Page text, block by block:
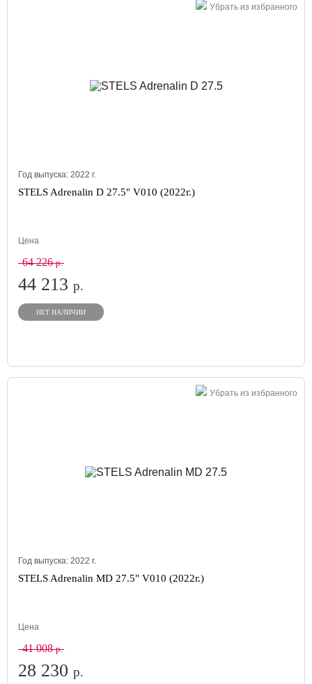
Убрать из избранного
Год выпуска: 2022 г.
STELS Adrenalin D 27.5" V010 (2022г.)
Цена
64 226р.
44 213 р.
НЕТ НАЛИЧИИ
Убрать из избранного
Год выпуска: 2022 г.
STELS Adrenalin MD 27.5" V010 (2022г.)
Цена
41 008р.
28 230 р.